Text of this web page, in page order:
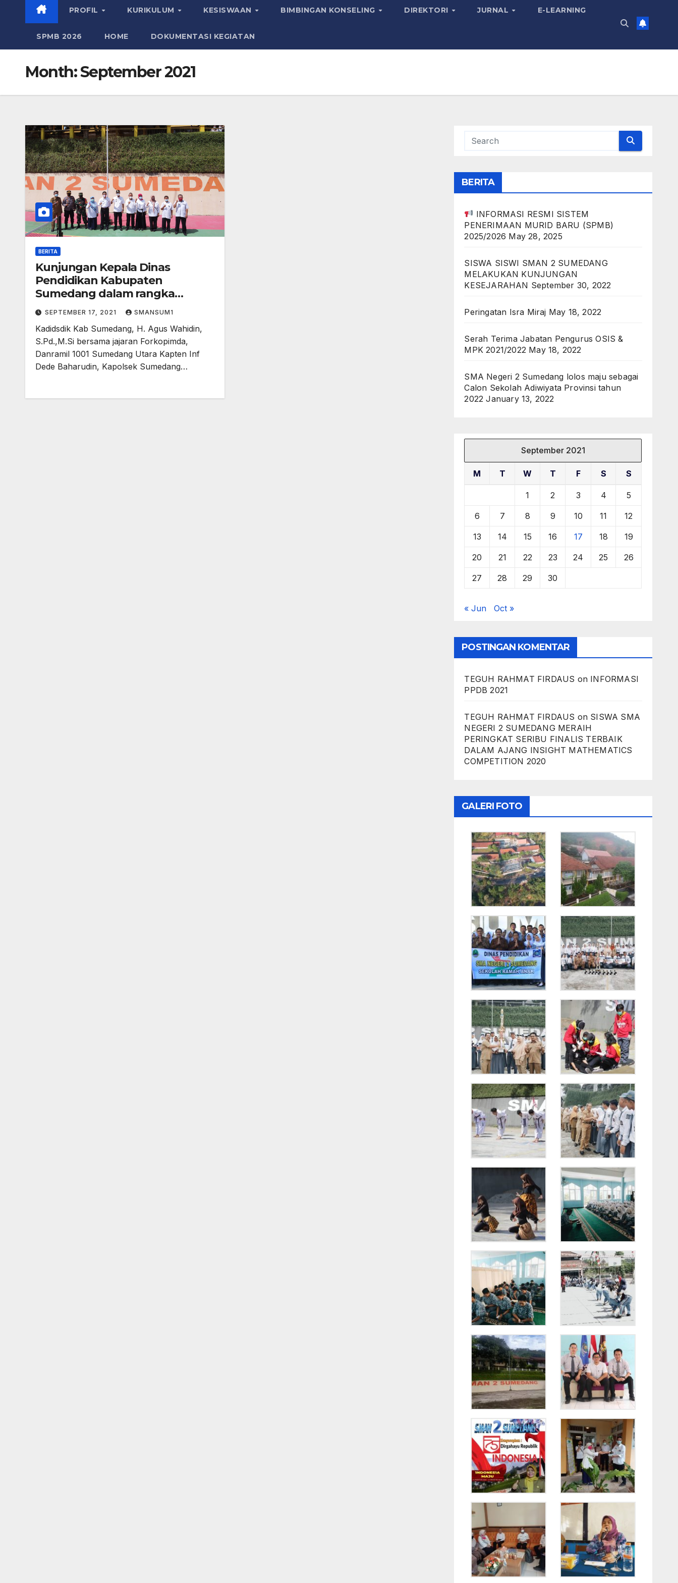
PROFIL KURIKULUM KESISWAAN BIMBINGAN KONSELING DIREKTORI JURNAL E-LEARNING
SPMB 2026 HOME DOKUMENTASI KEGIATAN
Month:September 2021
BERITA
Kunjungan Kepala Dinas
Pendidikan Kabupaten
Sumedang dalam rangka
Monitoring dan Evaluasi
Pelaksanaan PTM (Pembelajaran
Tatap Muka) di SMA Negeri 2
Sumedang
SEPTEMBER 17, 2021 SMANSUM1
Kadidsdik Kab Sumedang, H. Agus Wahidin,
S.Pd.,M.Si bersama jajaran Forkopimda,
Danramil 1001 Sumedang Utara Kapten Inf
Dede Baharudin, Kapolsek Sumedang…
BERITA
INFORMASI RESMI SISTEM
PENERIMAAN MURID BARU (SPMB)
2025/2026 May 28, 2025
SISWA SISWI SMAN 2 SUMEDANG
MELAKUKAN KUNJUNGAN
KESEJARAHAN September 30, 2022
Peringatan Isra Miraj May 18, 2022
Serah Terima Jabatan Pengurus OSIS &
MPK 2021/2022 May 18, 2022
SMA Negeri 2 Sumedang lolos maju sebagai
Calon Sekolah Adiwiyata Provinsi tahun
2022 January 13, 2022
September 2021
M T W T F S S
1 2 3 4 5
6 7 8 9 10 11 12
13 14 15 16 17 18 19
20 21 22 23 24 25 26
27 28 29 30
« Jun Oct »
POSTINGAN KOMENTAR
TEGUH RAHMAT FIRDAUS on INFORMASI
PPDB 2021
TEGUH RAHMAT FIRDAUS on SISWA SMA
NEGERI 2 SUMEDANG MERAIH
PERINGKAT SERIBU FINALIS TERBAIK
DALAM AJANG INSIGHT MATHEMATICS
COMPETITION 2020
GALERI FOTO